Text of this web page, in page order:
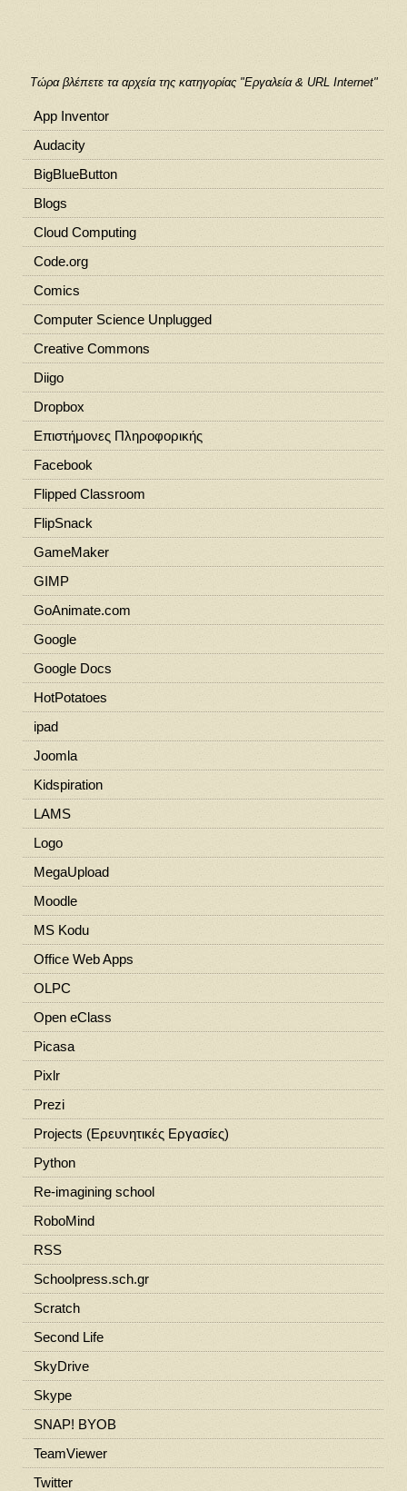
Τώρα βλέπετε τα αρχεία της κατηγορίας "Εργαλεία & URL Internet"
App Inventor
Audacity
BigBlueButton
Blogs
Cloud Computing
Code.org
Comics
Computer Science Unplugged
Creative Commons
Diigo
Dropbox
Eπιστήμονες Πληροφορικής
Facebook
Flipped Classroom
FlipSnack
GameMaker
GIMP
GoAnimate.com
Google
Google Docs
HotPotatoes
ipad
Joomla
Kidspiration
LAMS
Logo
MegaUpload
Moodle
MS Kodu
Office Web Apps
OLPC
Open eClass
Picasa
Pixlr
Prezi
Projects (Ερευνητικές Εργασίες)
Python
Re-imagining school
RoboMind
RSS
Schoolpress.sch.gr
Scratch
Second Life
SkyDrive
Skype
SNAP! BYOB
TeamViewer
Twitter